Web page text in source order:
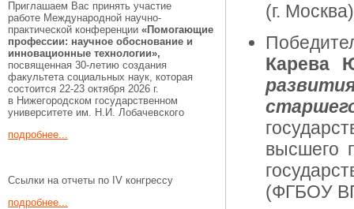
Приглашаем Вас принять участие
работе Международной научно-
практической конференции «Помогающие
профессии: научное обоснование и
инновационные технологии»,
посвященная 30-летию создания
факультета социальных наук, которая
состоится 22-23 октября 2026 г.
в Нижегородском государственном
университете им. Н.И. Лобачевского
подробнее...
Ссылки на отчеты по IV конгрессу
подробнее...
(г.
Карева
высшего
(ФГБОУ